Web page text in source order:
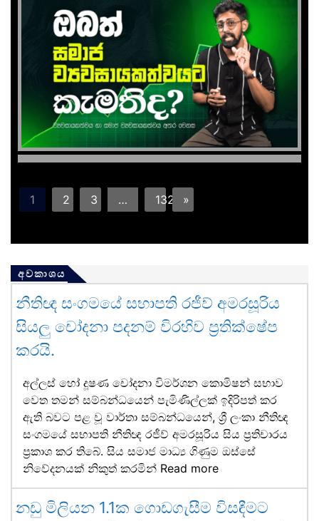
1 2 3 … 132 »
අවකාශය
නීතිඥ සංගමයේ සභාපති රජීව් අමරසූරිය
සියලු චෝදනා පදනම් විරහිව ප්‍රතික්ෂේප
කරයි.
අල්ලස් හෝ දූෂණ චෝදනා විමර්ශන කොමිෂන් සභාව
වෙත තමන් සම්බන්ධයෙන් පැමිණිල්ලක් ඉදිරිපත් කර
ඇති බවට පළ වූ වාර්තා සම්බන්ධයෙන්, ශ්‍රී ලංකා නීතිඥ
සංගමයේ සභාපති නීතිඥ රජීව් අමරසූරිය සිය ප්‍රතිචාරය
ප්‍රකාශ කර තිබේ. සිය සමාජ මාධ්‍ය ගිණුම ඔස්සේ
නිවේදනයක් නිකුත් කරමින් Read more
නඩු මිලියන 1.1ක ගොඩගැසීම විසඳීමට